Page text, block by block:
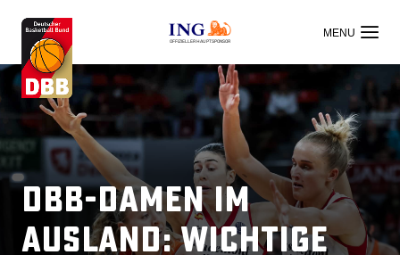
OFFIZIELLER HAUPTSPONSOR
DBB-Damen im
Ausland: Wichtige